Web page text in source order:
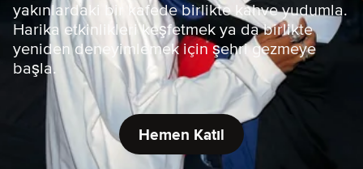
yakınlardaki bir kafede birlikte kahve yudumla.
Harika etkinlikleri keşfetmek ya da birlikte
yeniden deneyimlemek için şehri gezmeye
başla.
Hemen Katıl